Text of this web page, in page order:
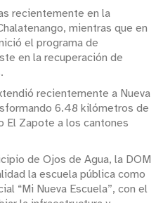
recientemente en la
mientras que en
el programa de
en la recuperación de
recientemente a Nueva
6.48 kilómetros de
El Zapote a los cantones
de Ojos de Agua, la DOM
la escuela pública como
“Mi Nueva Escuela”, con el